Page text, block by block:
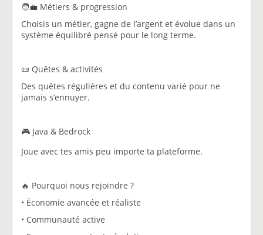
🧑‍💼 Métiers & progression
Choisis un métier, gagne de l’argent et évolue dans un
système équilibré pensé pour le long terme.
📜 Quêtes & activités
Des quêtes régulières et du contenu varié pour ne
jamais s’ennuyer.
🎮 Java & Bedrock
Joue avec tes amis peu importe ta plateforme.
🔥 Pourquoi nous rejoindre ?
• Économie avancée et réaliste
• Communauté active